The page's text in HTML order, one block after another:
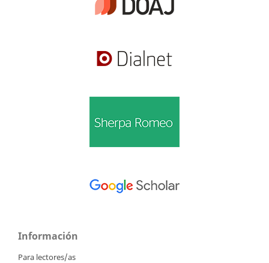
Información
Para lectores/as